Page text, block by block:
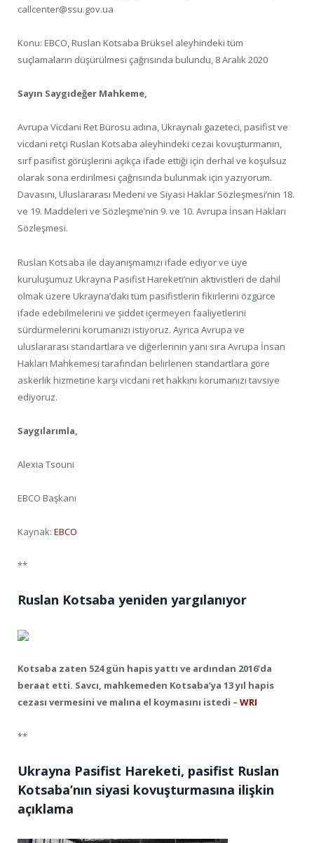
callcenter@ssu.gov.ua
Konu: EBCO, Ruslan Kotsaba Brüksel aleyhindeki tüm
suçlamaların düşürülmesi çağrısında bulundu, 8 Aralık 2020
Sayın Saygıdeğer Mahkeme,
Avrupa Vicdani Ret Bürosu adına, Ukraynalı gazeteci, pasifist ve
vicdani retçi Ruslan Kotsaba aleyhindeki cezai kovuşturmanın,
sırf pasifist görüşlerini açıkça ifade ettiği için derhal ve koşulsuz
olarak sona erdirilmesi çağrısında bulunmak için yazıyorum.
Davasını, Uluslararası Medeni ve Siyasi Haklar Sözleşmesi’nin 18.
ve 19. Maddeleri ve Sözleşme’nin 9. ve 10. Avrupa İnsan Hakları
Sözleşmesi.
Ruslan Kotsaba ile dayanışmamızı ifade ediyor ve üye
kuruluşumuz Ukrayna Pasifist Hareketi’nin aktivistleri de dahil
olmak üzere Ukrayna’daki tüm pasifistlerin fikirlerini özgürce
ifade edebilmelerini ve şiddet içermeyen faaliyetlerini
sürdürmelerini korumanızı istiyoruz. Ayrıca Avrupa ve
uluslararası standartlara ve diğerlerinin yanı sıra Avrupa İnsan
Hakları Mahkemesi tarafından belirlenen standartlara göre
askerlik hizmetine karşı vicdani ret hakkını korumanızı tavsiye
ediyoruz.
Saygılarımla,
Alexia Tsouni
EBCO Başkanı
Kaynak: EBCO
**
Ruslan Kotsaba yeniden yargılanıyor
Kotsaba zaten 524 gün hapis yattı ve ardından 2016’da
beraat etti. Savcı, mahkemeden Kotsaba’ya 13 yıl hapis
cezası vermesini ve malına el koymasını istedi – WRI
**
Ukrayna Pasifist Hareketi, pasifist Ruslan
Kotsaba’nın siyasi kovuşturmasına ilişkin
açıklama